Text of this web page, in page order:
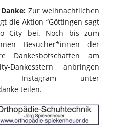
Zur weihnachtlichen
die Aktion “Göttingen sagt
City bei. Noch bis zum
Besucher*innen der
Dankesbotschaften am
Dankesstern anbringen
unter
teilen.